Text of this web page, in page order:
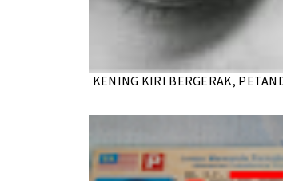
KENING KIRI BERGERAK,